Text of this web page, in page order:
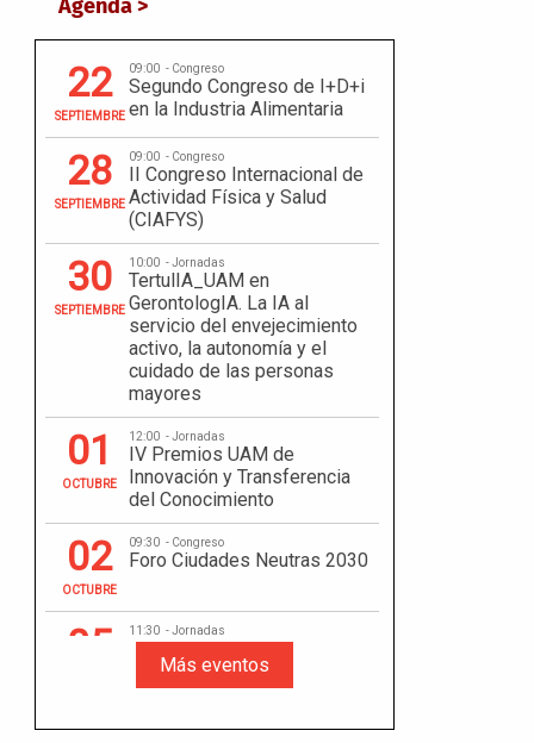
Agenda >